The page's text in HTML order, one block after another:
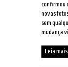
confirmou
novas
sem
mudança
Leia